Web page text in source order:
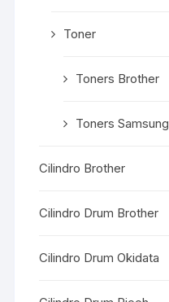
Toner
Toners Brother
Toners Samsung
Cilindro Brother
Cilindro Drum Brother
Cilindro Drum Okidata